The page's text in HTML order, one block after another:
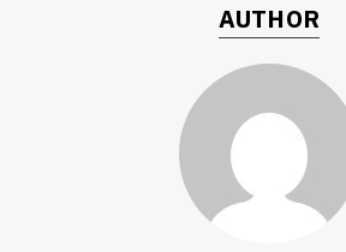
AUTHOR